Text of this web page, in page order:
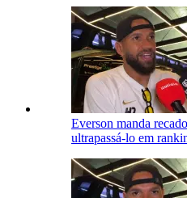
Everson manda
ultrapassá-lo em